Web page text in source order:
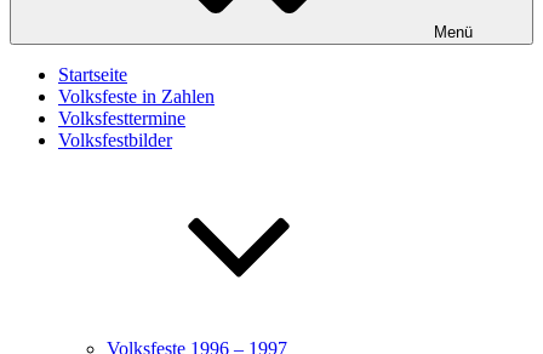
Menü
Startseite
Volksfeste in Zahlen
Volksfesttermine
Volksfestbilder
Volksfeste 1996 – 1997